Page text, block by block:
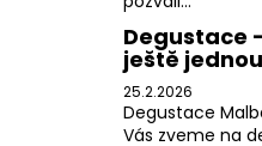
Degustace
ještě
25.2.2026
Degustace
Vás zveme na